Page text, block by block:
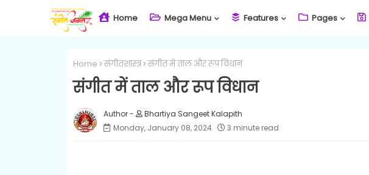
Home Mega Menu Features Pages
Home संगीतशास्त्र संगीत में ताल और रूप विधान
संगीत में ताल और रूप विधान
Bhartiya Sangeet Kalapith
Monday, January 08, 2024
3 minute read